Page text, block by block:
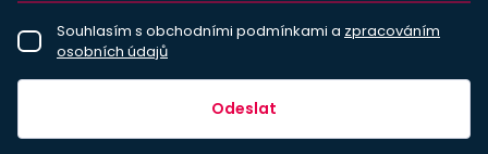
Souhlasím s obchodními podmínkami a zpracováním
osobních údajů
Odeslat